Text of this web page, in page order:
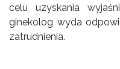
celu uzyskania
ginekolog wyda
zatrudnienia.